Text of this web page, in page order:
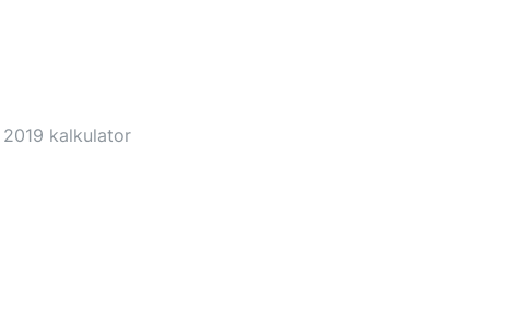
kalkulator